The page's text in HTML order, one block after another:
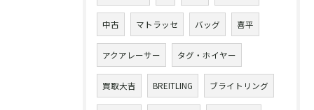
中古 マトラッセ バッグ 喜平
アクアレーサー タグ・ホイヤー
買取大吉 BREITLING ブライトリング